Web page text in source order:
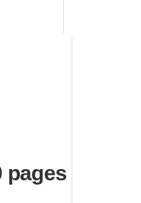
pages